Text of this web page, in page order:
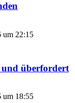
um 22:15
überfordert
um 18:55